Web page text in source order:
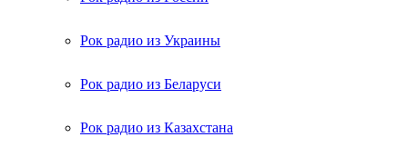
Рок радио из Украины
Рок радио из Беларуси
Рок радио из Казахстана